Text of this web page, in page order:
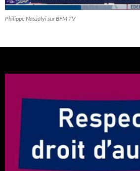
Philippe Naszályi sur BFM TV